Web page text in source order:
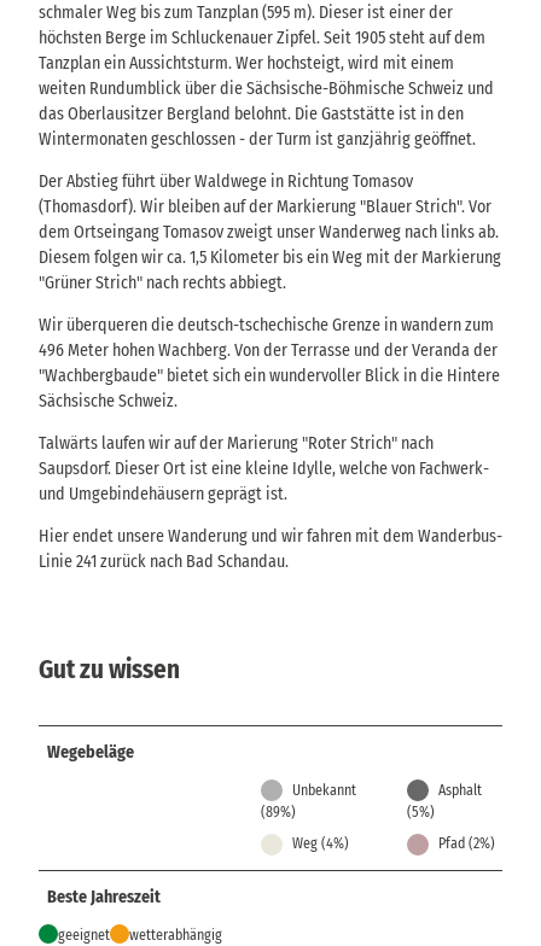
schmaler Weg bis zum Tanzplan (595 m). Dieser ist einer der
höchsten Berge im Schluckenauer Zipfel. Seit 1905 steht auf dem
Tanzplan ein Aussichtsturm. Wer hochsteigt, wird mit einem
weiten Rundumblick über die Sächsische-Böhmische Schweiz und
das Oberlausitzer Bergland belohnt. Die Gaststätte ist in den
Wintermonaten geschlossen - der Turm ist ganzjährig geöffnet.
Der Abstieg führt über Waldwege in Richtung Tomasov
(Thomasdorf). Wir bleiben auf der Markierung "Blauer Strich". Vor
dem Ortseingang Tomasov zweigt unser Wanderweg nach links ab.
Diesem folgen wir ca. 1,5 Kilometer bis ein Weg mit der Markierung
"Grüner Strich" nach rechts abbiegt.
Wir überqueren die deutsch-tschechische Grenze in wandern zum
496 Meter hohen Wachberg. Von der Terrasse und der Veranda der
"Wachbergbaude" bietet sich ein wundervoller Blick in die Hintere
Sächsische Schweiz.
Talwärts laufen wir auf der Marierung "Roter Strich" nach
Saupsdorf. Dieser Ort ist eine kleine Idylle, welche von Fachwerk-
und Umgebindehäusern geprägt ist.
Hier endet unsere Wanderung und wir fahren mit dem Wanderbus-
Linie 241 zurück nach Bad Schandau.
Gut zu wissen
Wegebeläge
Unbekannt
(89%)
Asphalt
(5%)
Weg (4%)
Pfad (2%)
Beste Jahreszeit
geeignet wetterabhängig